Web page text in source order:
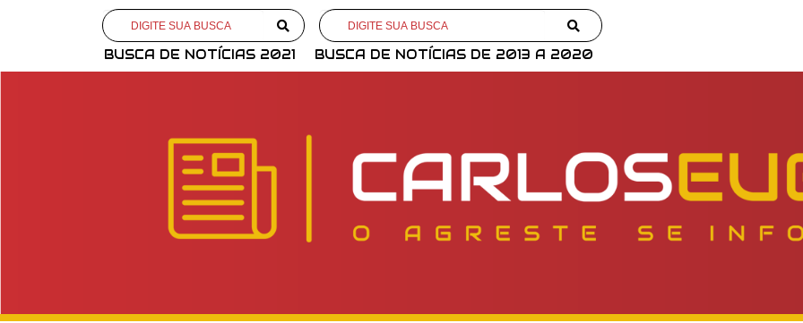
BUSCA DE NOTÍCIAS 2021 BUSCA DE NOTÍCIAS DE 2013 A 2020